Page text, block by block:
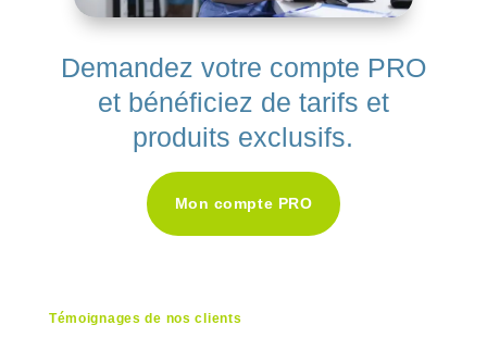
Demandez votre compte PRO
et bénéficiez de tarifs et
produits exclusifs.
Mon compte PRO
Témoignages de nos clients